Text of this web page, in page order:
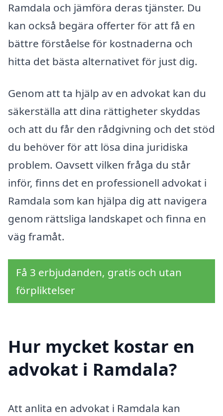
Ramdala och jämföra deras tjänster. Du
kan också begära offerter för att få en
bättre förståelse för kostnaderna och
hitta det bästa alternativet för just dig.
Genom att ta hjälp av en advokat kan du
säkerställa att dina rättigheter skyddas
och att du får den rådgivning och det stöd
du behöver för att lösa dina juridiska
problem. Oavsett vilken fråga du står
inför, finns det en professionell advokat i
Ramdala som kan hjälpa dig att navigera
genom rättsliga landskapet och finna en
väg framåt.
Få 3 erbjudanden, gratis och utan
förpliktelser
Hur mycket kostar en
advokat i Ramdala?
Att anlita en advokat i Ramdala kan